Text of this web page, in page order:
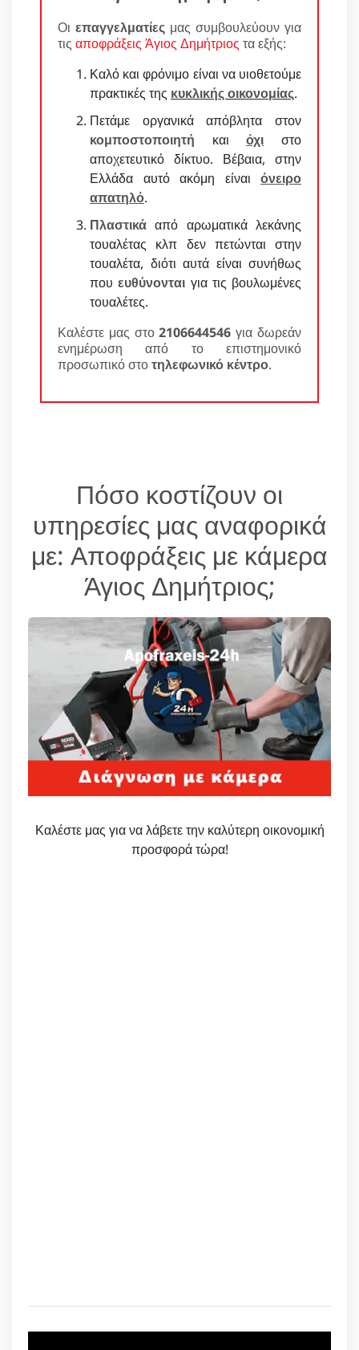
Οι επαγγελματίες μας συμβουλεύουν για
τις αποφράξεις Άγιος Δημήτριος τα εξής:
Καλό και φρόνιμο είναι να υιοθετούμε
πρακτικές της κυκλικής οικονομίας.
Πετάμε οργανικά απόβλητα στον
κομποστοποιητή καιόχι στο
αποχετευτικό δίκτυο. Βέβαια, στην
Ελλάδα αυτό ακόμη είναι όνειρο
απατηλό.
Πλαστικά από αρωματικά λεκάνης
τουαλέτας κλπ δεν πετώνται στην
τουαλέτα, διότι αυτά είναι συνήθως
πουευθύνονται για τις βουλωμένες
τουαλέτες.
Καλέστε μας στο2106644546 για δωρεάν
ενημέρωση από το επιστημονικό
προσωπικό στοτηλεφωνικό κέντρο.
Πόσο κοστίζουν οι
υπηρεσίες μας αναφορικά
με: Αποφράξεις με κάμερα
Άγιος Δημήτριος;
Καλέστε μας για να λάβετε την καλύτερη οικονομική
προσφορά τώρα!